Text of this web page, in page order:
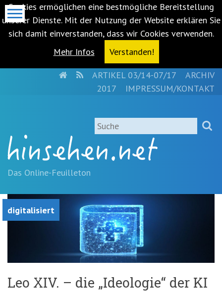
Cookies ermöglichen eine bestmögliche Bereitstellung
unserer Dienste. Mit der Nutzung der Website erklären Sie
sich damit einverstanden, dass wir Cookies verwenden.
Mehr Infos
Verstanden!
springen
(Accesskey
'1')Zur
springen
(Accesskey
'3')Zur
(Accesskey
'2')
HOMERSSARTIKEL 03/14-07/17
ARCHIV
2017
IMPRESSUM/KONTAKT
Suche
Das Online-Feuilleton
digitalisiert
Leo XIV. – die „Ideologie“ der KI